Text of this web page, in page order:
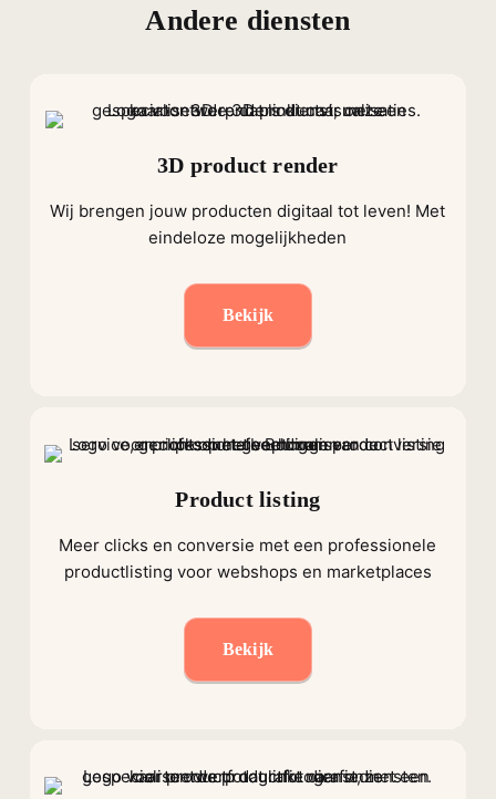
Andere diensten
3D product render
Wij brengen jouw producten digitaal tot leven! Met
eindeloze mogelijkheden
Bekijk
Product listing
Meer clicks en conversie met een professionele
productlisting voor webshops en marketplaces
Bekijk